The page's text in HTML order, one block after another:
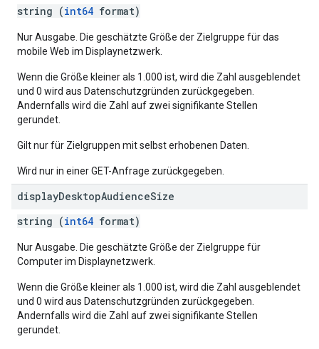
string (int64 format)
Nur Ausgabe. Die geschätzte Größe der Zielgruppe für das
mobile Web im Displaynetzwerk.
Wenn die Größe kleiner als 1.000 ist, wird die Zahl ausgeblendet
und 0 wird aus Datenschutzgründen zurückgegeben.
Andernfalls wird die Zahl auf zwei signifikante Stellen
gerundet.
Gilt nur für Zielgruppen mit selbst erhobenen Daten.
Wird nur in einer GET-Anfrage zurückgegeben.
displayDesktopAudienceSize
string (int64 format)
Nur Ausgabe. Die geschätzte Größe der Zielgruppe für
Computer im Displaynetzwerk.
Wenn die Größe kleiner als 1.000 ist, wird die Zahl ausgeblendet
und 0 wird aus Datenschutzgründen zurückgegeben.
Andernfalls wird die Zahl auf zwei signifikante Stellen
gerundet.